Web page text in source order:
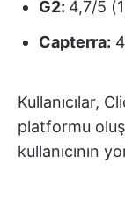
G2: 4,7/5
Capterra:
Kullanıcılar,
platformu
kullanıcının